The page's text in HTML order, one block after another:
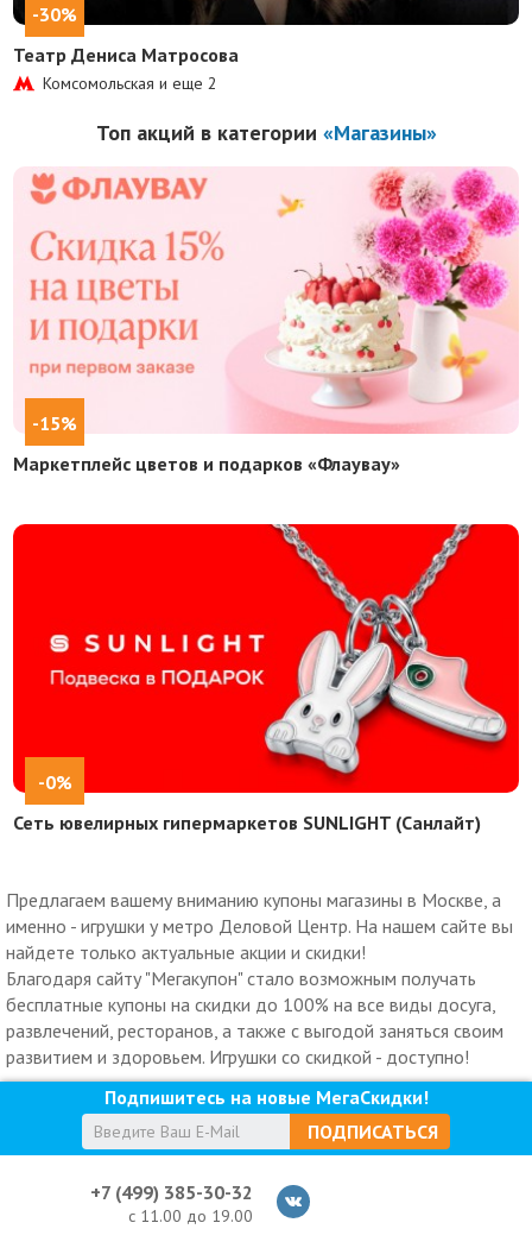
-30%
Театр Дениса Матросова
Комсомольская и еще2
Топ акций в категории «Магазины»
-15%
Маркетплейс цветов и подарков «Флаувау»
-0%
Сеть ювелирных гипермаркетов SUNLIGHT (Санлайт)
Предлагаем вашему вниманию купоны магазины в Москве, а
именно - игрушки у метро Деловой Центр. На нашем сайте вы
найдете только актуальные акции и скидки!
Благодаря сайту "Мегакупон" стало возможным получать
бесплатные купоны на скидки до 100% на все виды досуга,
развлечений, ресторанов, а также с выгодой заняться своим
развитием и здоровьем. Игрушки со скидкой - доступно!
Подпишитесь на новые МегаСкидки!
ПОДПИСАТЬСЯ
+7 (499) 385-30-32
с 11.00 до 19.00